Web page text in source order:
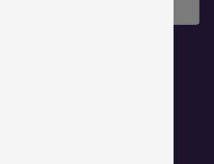
via ons e-mail